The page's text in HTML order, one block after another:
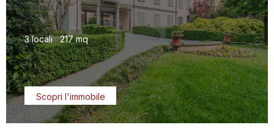
3 locali217 mq
Scopri l'immobile